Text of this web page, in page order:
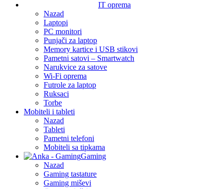
IT oprema
Nazad
Laptopi
PC monitori
Punjači za laptop
Memory kartice i USB stikovi
Pametni satovi – Smartwatch
Narukvice za satove
Wi-Fi oprema
Futrole za laptop
Ruksaci
Torbe
Mobiteli i tableti
Nazad
Tableti
Pametni telefoni
Mobiteli sa tipkama
Gaming
Nazad
Gaming tastature
Gaming miševi